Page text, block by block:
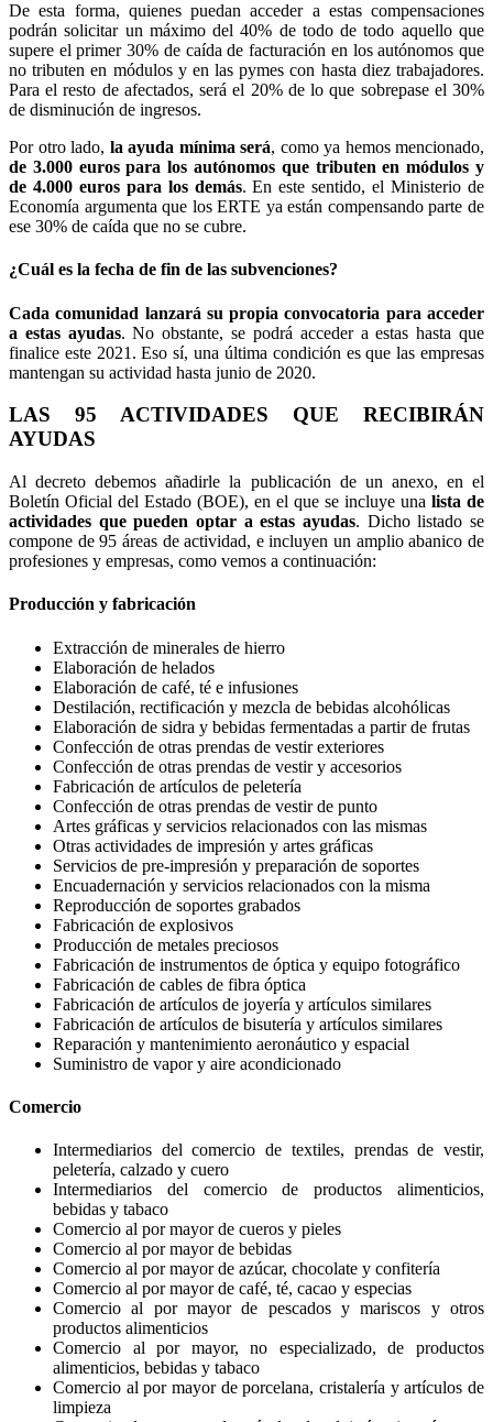
De esta forma, quienes puedan acceder a estas compensaciones
podrán solicitar un máximo del 40% de todo de todo aquello que
supere el primer 30% de caída de facturación en los autónomos que
no tributen en módulos y en las pymes con hasta diez trabajadores.
Para el resto de afectados, será el 20% de lo que sobrepase el 30%
de disminución de ingresos.
Por otro lado, la ayuda mínima será, como ya hemos mencionado,
de 3.000 euros para los autónomos que tributen en módulos y
de 4.000 euros para los demás. En este sentido, el Ministerio de
Economía argumenta que los ERTE ya están compensando parte de
ese 30% de caída que no se cubre.
¿Cuál es la fecha de fin de las subvenciones?
Cada comunidad lanzará su propia convocatoria para acceder
a estas ayudas. No obstante, se podrá acceder a estas hasta que
finalice este 2021. Eso sí, una última condición es que las empresas
mantengan su actividad hasta junio de 2020.
LAS 95 ACTIVIDADES QUE RECIBIRÁN
AYUDAS
Al decreto debemos añadirle la publicación de un anexo, en el
Boletín Oficial del Estado (BOE), en el que se incluye una lista de
actividades que pueden optar a estas ayudas. Dicho listado se
compone de 95 áreas de actividad, e incluyen un amplio abanico de
profesiones y empresas, como vemos a continuación:
Producción y fabricación
Extracción de minerales de hierro
Elaboración de helados
Elaboración de café, té e infusiones
Destilación, rectificación y mezcla de bebidas alcohólicas
Elaboración de sidra y bebidas fermentadas a partir de frutas
Confección de otras prendas de vestir exteriores
Confección de otras prendas de vestir y accesorios
Fabricación de artículos de peletería
Confección de otras prendas de vestir de punto
Artes gráficas y servicios relacionados con las mismas
Otras actividades de impresión y artes gráficas
Servicios de pre-impresión y preparación de soportes
Encuadernación y servicios relacionados con la misma
Reproducción de soportes grabados
Fabricación de explosivos
Producción de metales preciosos
Fabricación de instrumentos de óptica y equipo fotográfico
Fabricación de cables de fibra óptica
Fabricación de artículos de joyería y artículos similares
Fabricación de artículos de bisutería y artículos similares
Reparación y mantenimiento aeronáutico y espacial
Suministro de vapor y aire acondicionado
Comercio
Intermediarios del comercio de textiles, prendas de vestir,
peletería, calzado y cuero
Intermediarios del comercio de productos alimenticios,
bebidas y tabaco
Comercio al por mayor de cueros y pieles
Comercio al por mayor de bebidas
Comercio al por mayor de azúcar, chocolate y confitería
Comercio al por mayor de café, té, cacao y especias
Comercio al por mayor de pescados y mariscos y otros
productos alimenticios
Comercio al por mayor, no especializado, de productos
alimenticios, bebidas y tabaco
Comercio al por mayor de porcelana, cristalería y artículos de
limpieza